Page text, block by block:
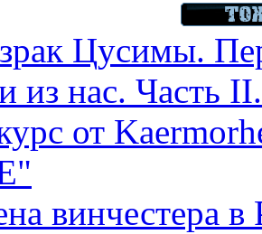
Цусимы.
из нас. Часть
от
винчестера